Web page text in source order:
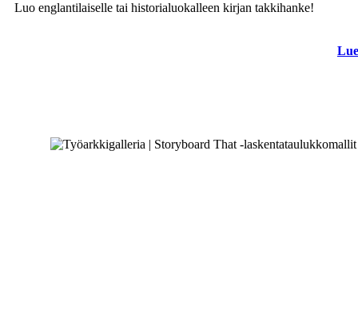
Luo englantilaiselle tai historialuokalleen kirjan takkihanke!